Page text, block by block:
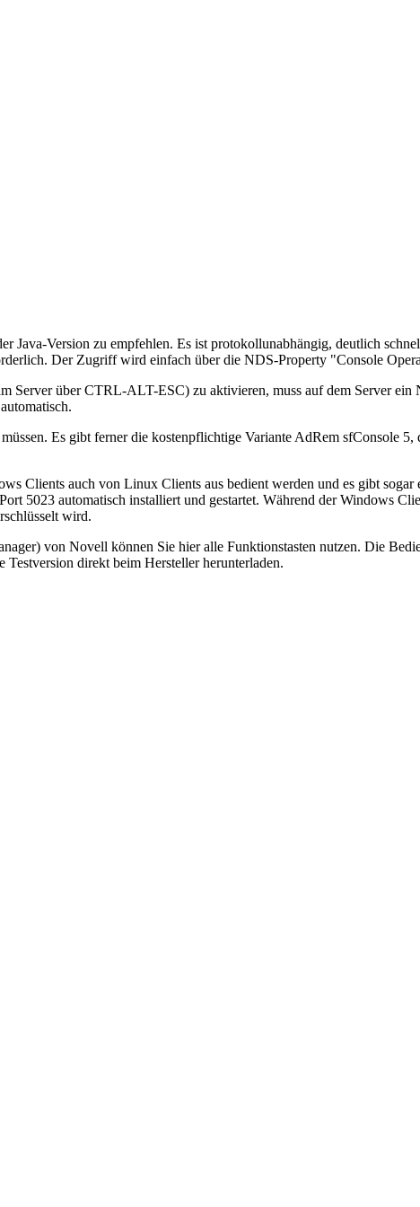
Java-Version zu empfehlen. Es ist protokollunabhängig, deutlich
Der Zugriff wird einfach über die NDS-Property "Console
Server über CTRL-ALT-ESC) zu aktivieren, muss auf dem Server
Es gibt ferner die kostenpflichtige Variante AdRem sfConsole
Clients auch von Linux Clients aus bedient werden und es gibt
5023 automatisch installiert und gestartet. Während der Windows
wird.
von Novell können Sie hier alle Funktionstasten nutzen. Die
direkt beim Hersteller herunterladen.